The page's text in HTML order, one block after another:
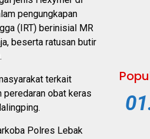
pengungkapan
(IRT) berinisial MR
beserta ratusan butir
terkait
peredaran obat keras
Polres Lebak